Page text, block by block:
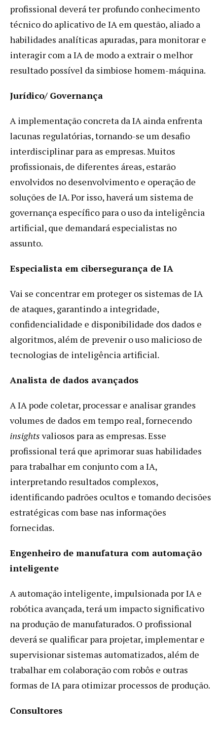
profissional deverá ter profundo conhecimento
técnico do aplicativo de IA em questão, aliado a
habilidades analíticas apuradas, para monitorar e
interagir com a IA de modo a extrair o melhor
resultado possível da simbiose homem-máquina.
Jurídico/ Governança
A implementação concreta da IA ainda enfrenta
lacunas regulatórias, tornando-se um desafio
interdisciplinar para as empresas. Muitos
profissionais, de diferentes áreas, estarão
envolvidos no desenvolvimento e operação de
soluções de IA. Por isso, haverá um sistema de
governança específico para o uso da inteligência
artificial, que demandará especialistas no
assunto.
Especialista em cibersegurança de IA
Vai se concentrar em proteger os sistemas de IA
de ataques, garantindo a integridade,
confidencialidade e disponibilidade dos dados e
algoritmos, além de prevenir o uso malicioso de
tecnologias de inteligência artificial.
Analista de dados avançados
A IA pode coletar, processar e analisar grandes
volumes de dados em tempo real, fornecendo
insights valiosos para as empresas. Esse
profissional terá que aprimorar suas habilidades
para trabalhar em conjunto com a IA,
interpretando resultados complexos,
identificando padrões ocultos e tomando decisões
estratégicas com base nas informações
fornecidas.
Engenheiro de manufatura com automação
inteligente
A automação inteligente, impulsionada por IA e
robótica avançada, terá um impacto significativo
na produção de manufaturados. O profissional
deverá se qualificar para projetar, implementar e
supervisionar sistemas automatizados, além de
trabalhar em colaboração com robôs e outras
formas de IA para otimizar processos de produção.
Consultores